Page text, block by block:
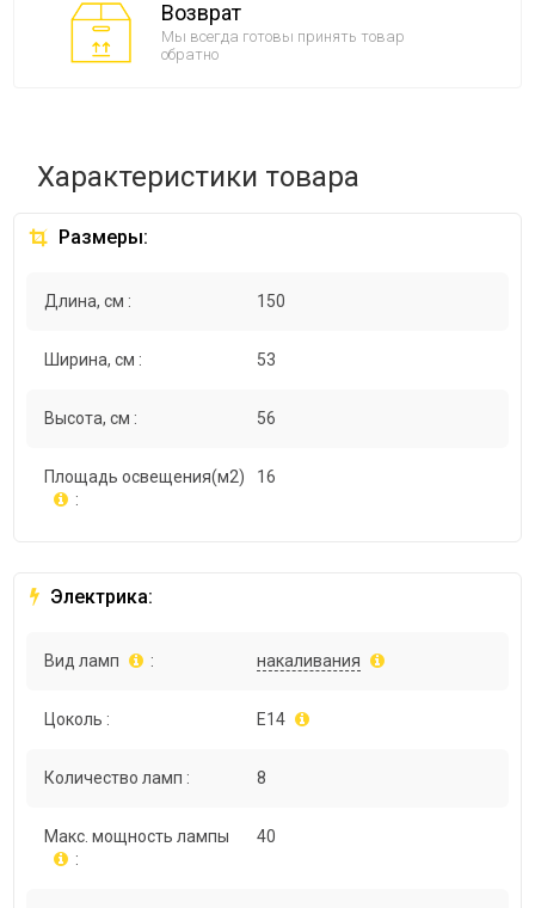
Возврат
Мы всегда готовы принять товар
обратно
Характеристики товара
Размеры:
Длина, см : 150
Ширина, см : 53
Высота, см : 56
Площадь освещения(м2)
:
16
Электрика:
Вид ламп : накаливания
Цоколь : E14
Количество ламп : 8
Макс. мощность лампы
:
40